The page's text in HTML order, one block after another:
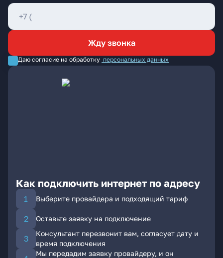
Жду звонка
Даю согласие на обработку персональных данных
Как подключить интернет по адресу
Выберите провайдера и подходящий тариф
Оставьте заявку на подключение
Консультант перезвонит вам, согласует дату и
время подключения
Мы передадим заявку провайдеру, и он